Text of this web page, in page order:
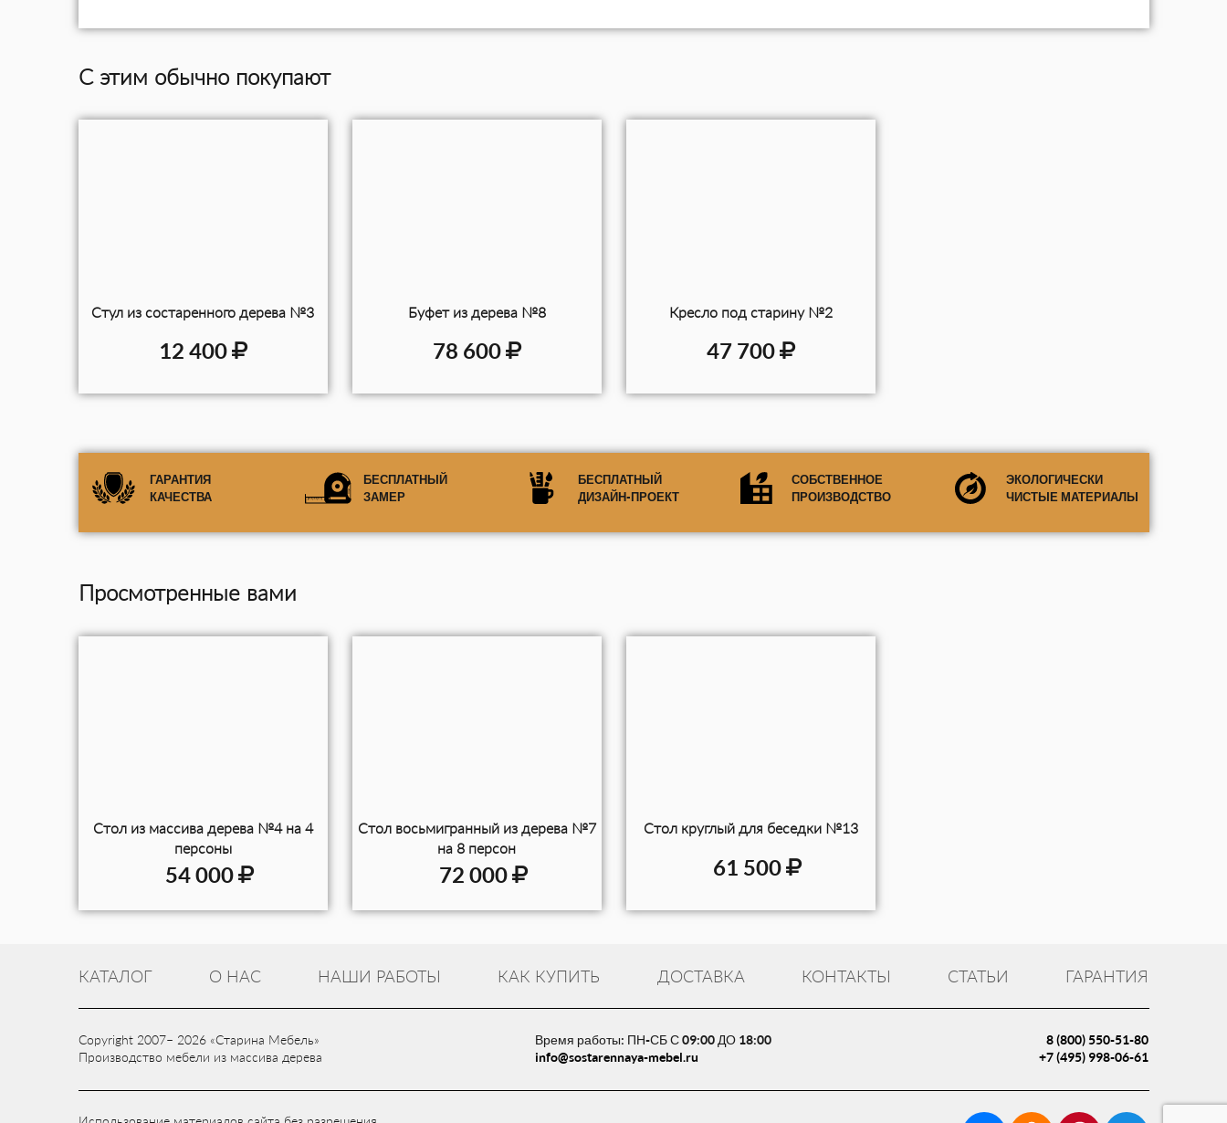
С этим обычно покупают
Стул из состаренного дерева №3
12 400
Буфет из дерева №8
78 600
Кресло под старину №2
47 700
ГАРАНТИЯ
КАЧЕСТВА
БЕСПЛАТНЫЙ
ЗАМЕР
БЕСПЛАТНЫЙ
ДИЗАЙН-ПРОЕКТ
СОБСТВЕННОЕ
ПРОИЗВОДСТВО
ЭКОЛОГИЧЕСКИ
ЧИСТЫЕ МАТЕРИАЛЫ
Просмотренные вами
Стол из массива дерева №4 на 4
персоны
54 000
Стол восьмигранный из дерева №7
на 8 персон
72 000
Стол круглый для беседки №13
61 500
КАТАЛОГ О НАС НАШИ РАБОТЫ КАК КУПИТЬ ДОСТАВКА КОНТАКТЫ СТАТЬИ ГАРАНТИЯ
Copyright 2007– 2026 «Старина Мебель»
Производство мебели из массива дерева
Время работы: ПН-СБ С 09:00 ДО 18:00
info@sostarennaya-mebel.ru
8 (800) 550-51-80
+7 (495) 998-06-61